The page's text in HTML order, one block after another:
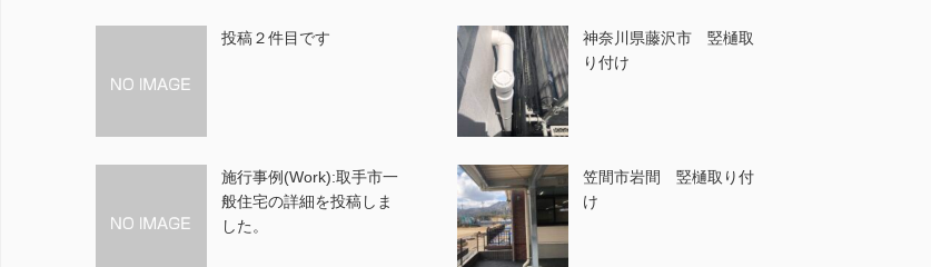
投稿２件目です
神奈川県藤沢市 竪樋取
り付け
施行事例(Work):取手市一
般住宅の詳細を投稿しま
した。
笠間市岩間 竪樋取り付
け